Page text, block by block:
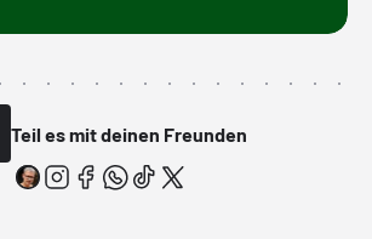
Teil es mit deinen Freunden